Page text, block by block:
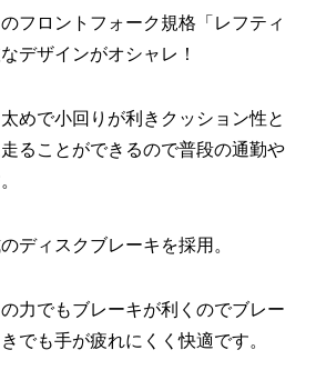
フロントフォーク規格「レフティ
デザインがオシャレ！
めで小回りが利きクッション性と
ることができるので普段の通勤や
ディスクブレーキを採用。
力でもブレーキが利くのでブレー
でも手が疲れにくく快適です。